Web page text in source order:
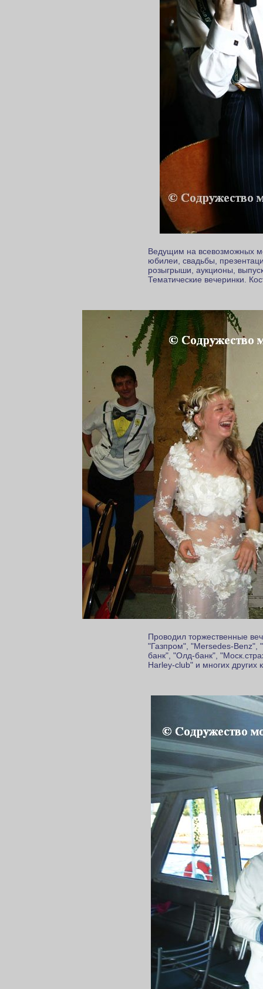
Ведущим на всевозможных
юбилеи, свадьбы,
розыгрыши, аукционы,
Тематические вечеринки.
Проводил торжественные
"Газпром", "Мersedes-Benz",
банк", "Олд-банк",
Harley-club" и многих других